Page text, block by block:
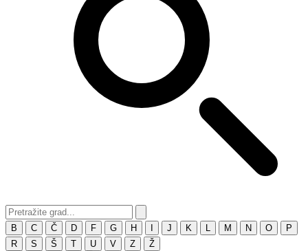
B C Č D F G H J K M N O
P
R
S Š T U V Z Ž